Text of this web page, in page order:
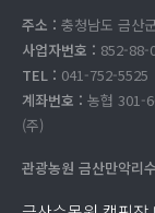
주소 : 충청남도 금산
사업자번호 : 852-88-
TEL : 041-752-5525
계좌번호 : 농협 301-
(주)
관광농원 금산만악리